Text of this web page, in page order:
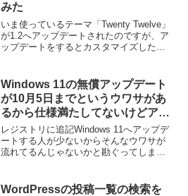
みた
いま使っているテーマ「Twenty Twelve」
が1.2へアップデートされたのですが、ア
ップデートをするとカスタマイズしたも
いかなと調べたら「子テーマ」なるもの
を発見...
Windows 11の無償アップデート
が10月5日までというウワサがあ
るから仕様満たしてないけどアッ
プデートしてみた
レジストリに追記Windows 11へアップデ
ートする人が少ないからそんなウワサが
流れてるんじゃないかと勘ぐってしまい
た。
WordPressの投稿一覧の検索を